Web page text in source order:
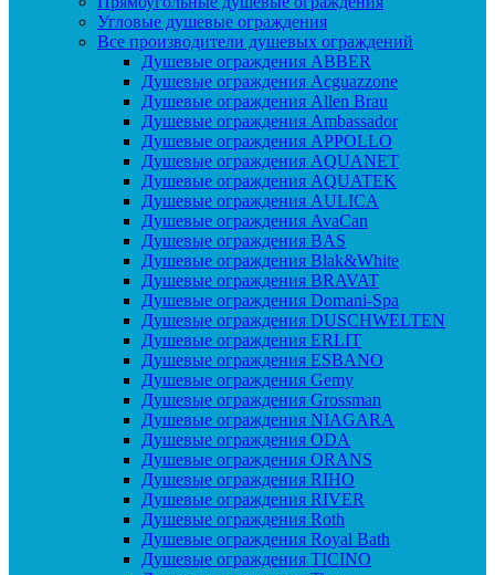
Угловые душевые ограждения
Все производители душевых ограждений
Душевые ограждения ABBER
Душевые ограждения Acguazzone
Душевые ограждения Allen Brau
Душевые ограждения Ambassador
Душевые ограждения APPOLLO
Душевые ограждения AQUANET
Душевые ограждения AQUATEK
Душевые ограждения AULICA
Душевые ограждения AvaCan
Душевые ограждения BAS
Душевые ограждения Blak&White
Душевые ограждения BRAVAT
Душевые ограждения Domani-Spa
Душевые ограждения DUSCHWELTEN
Душевые ограждения ERLIT
Душевые ограждения ESBANO
Душевые ограждения Gemy
Душевые ограждения Grossman
Душевые ограждения NIAGARA
Душевые ограждения ODA
Душевые ограждения ORANS
Душевые ограждения RIHO
Душевые ограждения RIVER
Душевые ограждения Roth
Душевые ограждения Royal Bath
Душевые ограждения TICINO